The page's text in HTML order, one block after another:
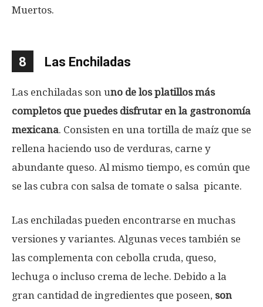
Muertos.
8 Las Enchiladas
Las enchiladas son uno de los platillos más
completos que puedes disfrutar en la gastronomía
mexicana. Consisten en una tortilla de maíz que se
rellena haciendo uso de verduras, carne y
abundante queso. Al mismo tiempo, es común que
se las cubra con salsa de tomate o salsa picante.
Las enchiladas pueden encontrarse en muchas
versiones y variantes. Algunas veces también se
las complementa con cebolla cruda, queso,
lechuga o incluso crema de leche. Debido a la
gran cantidad de ingredientes que poseen, son